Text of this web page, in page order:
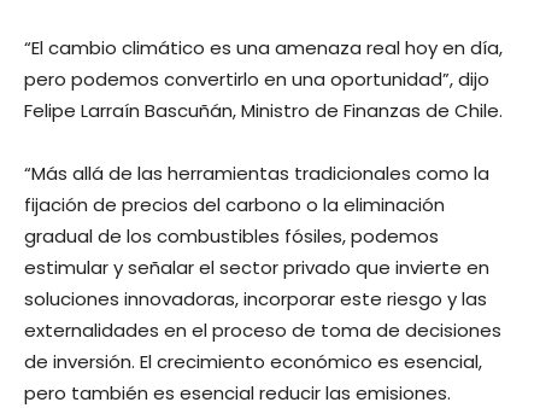
“El cambio climático es una amenaza real hoy en día,
pero podemos convertirlo en una oportunidad”, dijo
Felipe Larraín Bascuñán, Ministro de Finanzas de Chile.
“Más allá de las herramientas tradicionales como la
fijación de precios del carbono o la eliminación
gradual de los combustibles fósiles, podemos
estimular y señalar el sector privado que invierte en
soluciones innovadoras, incorporar este riesgo y las
externalidades en el proceso de toma de decisiones
de inversión. El crecimiento económico es esencial,
pero también es esencial reducir las emisiones.